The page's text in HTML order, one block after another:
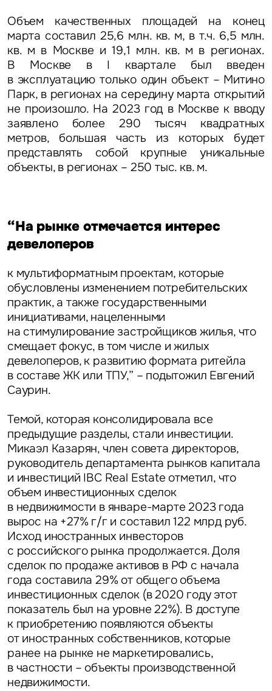
Объем качественных площадей на конец
марта составил 25,6 млн. кв. м, в т.ч. 6,5 млн.
кв. м в Москве и 19,1 млн. кв. м в регионах.
В Москве в I квартале был введен
в эксплуатацию только один объект – Митино
Парк, в регионах на середину марта открытий
не произошло. На 2023 год в Москве к вводу
заявлено более 290 тысяч квадратных
метров, большая часть из которых будет
представлять собой крупные уникальные
объекты, в регионах – 250 тыс. кв. м.
“На рынке отмечается интерес
девелоперов
к мультиформатным проектам, которые
обусловлены изменением потребительских
практик, а также государственными
инициативами, нацеленными
на стимулирование застройщиков жилья, что
смещает фокус, в том числе и жилых
девелоперов, к развитию формата ритейла
в составе ЖК или ТПУ,” – подытожил Евгений
Саурин.
Темой, которая консолидировала все
предыдущие разделы, стали инвестиции.
Микаэл Казарян, член совета директоров,
руководитель департамента рынков капитала
и инвестиций IBC Real Estate отметил, что
объем инвестиционных сделок
в недвижимости в январе-марте 2023 года
вырос на +27% г/г и составил 122 млрд руб.
Исход иностранных инвесторов
с российского рынка продолжается. Доля
сделок по продаже активов в РФ с начала
года составила 29% от общего объема
инвестиционных сделок (в 2020 году этот
показатель был на уровне 22%). В доступе
к приобретению появляются объекты
от иностранных собственников, которые
ранее на рынке не маркетировались,
в частности – объекты производственной
недвижимости.
Вопрос
Предложение
Жалоба
Уведомления
Это обязательное поле
Это обязательное поле
Это обязательное поле
Отправить
Нажимая на кнопку «Отправить», вы даете свое согласие
на обработку и использование ваших персональных данных
персональных данных